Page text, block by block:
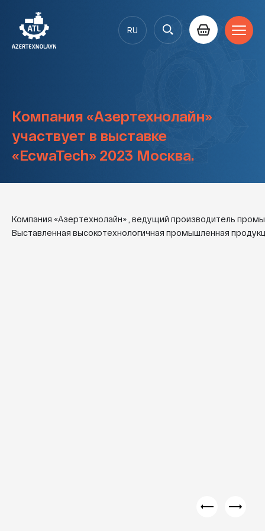
RU
Компания «Азертехнолайн»
участвует в выставке
«EcwaTech» 2023 Москва.
Компания «Азертехнолайн» , ведущий производитель
Выставленная высокотехнологичная промышленная